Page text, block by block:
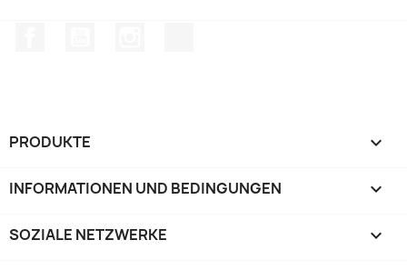
PRODUKTE 
INFORMATIONEN UND BEDINGUNGEN 
SOZIALE NETZWERKE 